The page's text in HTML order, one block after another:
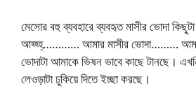
মেসোর বহু ব্যবহারে ব্যবহৃত মাসীর ভোদা
আহ্হ্হ্………… আমার মাসীর ভোদা………
ভোদাটা আমাকে ভিষন ভাবে কাছে টানছে।
লেওড়াটা ঢুকিয়ে দিতে ইচ্ছা করছে।